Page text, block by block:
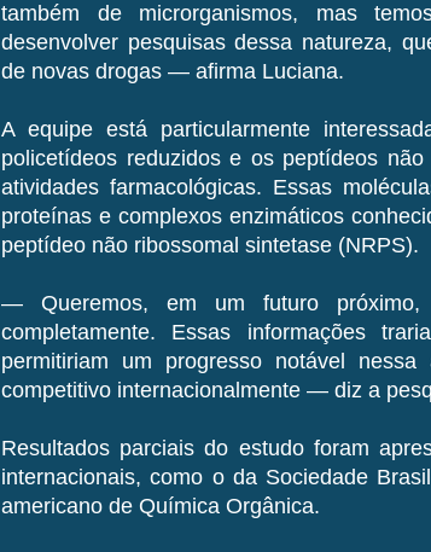
também de microrganismos, mas
desenvolver pesquisas dessa natureza,
de novas drogas — afirma Luciana.
A equipe está particularmente
policetídeos reduzidos e os peptídeos
atividades farmacológicas. Essas
proteínas e complexos enzimáticos
peptídeo não ribossomal sintetase (NRPS).
— Queremos, em um futuro próximo,
completamente. Essas informações
permitiriam um progresso notável
competitivo internacionalmente — diz a
Resultados parciais do estudo foram
internacionais, como o da Sociedade
americano de Química Orgânica.